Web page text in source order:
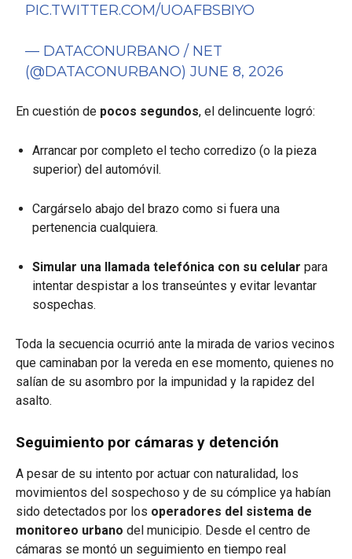
PIC.TWITTER.COM/UOAFBSBIYO
— DATACONURBANO / NET
(@DATACONURBANO)JUNE 8, 2026
En cuestión de pocos segundos, el delincuente logró:
Arrancar por completo el techo corredizo (o la pieza
superior) del automóvil.
Cargárselo abajo del brazo como si fuera una
pertenencia cualquiera.
Simular una llamada telefónica con su celular para
intentar despistar a los transeúntes y evitar levantar
sospechas.
Toda la secuencia ocurrió ante la mirada de varios vecinos
que caminaban por la vereda en ese momento, quienes no
salían de su asombro por la impunidad y la rapidez del
asalto.
Seguimiento por cámaras y detención
A pesar de su intento por actuar con naturalidad, los
movimientos del sospechoso y de su cómplice ya habían
sido detectados por los operadores del sistema de
monitoreo urbano del municipio. Desde el centro de
cámaras se montó un seguimiento en tiempo real